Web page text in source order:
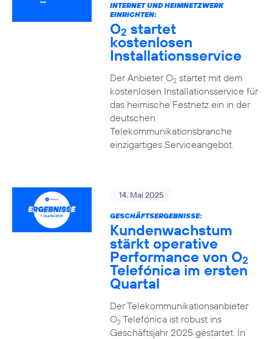
INTERNET UND HEIMNETZWERK
EINRICHTEN:
O2 startet
kostenlosen
Installationsservice
Der Anbieter O2startet mit dem
kostenlosen Installationsservice für
das heimische Festnetz ein in der
deutschen
Telekommunikationsbranche
einzigartiges Serviceangebot.
14. Mai 2025
GESCHÄFTSERGEBNISSE:
Kundenwachstum
stärkt operative
Performance von O2
Telefónica im ersten
Quartal
Der Telekommunikationsanbieter
O2Telefónica ist robust ins
Geschäftsjahr 2025 gestartet. In